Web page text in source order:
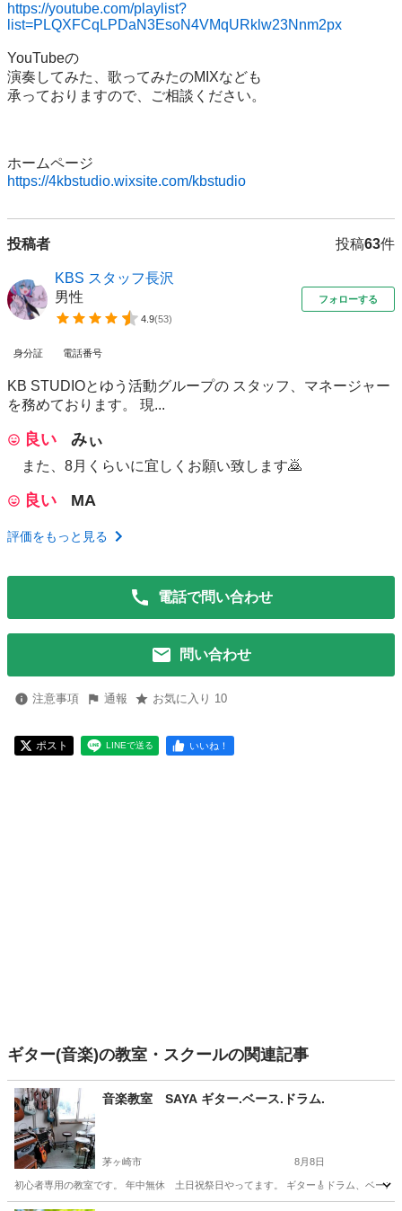
https://youtube.com/playlist?
list=PLQXFCqLPDaN3EsoN4VMqURklw23Nnm2px
YouTubeの
演奏してみた、歌ってみたのMIXなども
承っておりますので、ご相談ください。
https://4kbstudio.wixsite.com/kbstudio
投稿者 投稿63件
KBS スタッフ長沢
男性
4.9(53)
フォローする
身分証 電話番号
KB STUDIOとゆう活動グループの スタッフ、マネージャー
を務めております。 現...
良い みぃ
また、8月くらいに宜しくお願い致します🙇
良い MA
評価をもっと見る
電話で問い合わせ
問い合わせ
注意事項 通報 お気に入り 10
ポスト LINEで送る いいね！
ギター(音楽)の教室・スクールの関連記事
音楽教室 SAYA ギター.ベース.ドラム.
茅ヶ崎市 8月8日
初心者専用の教室です。 年中無休 土日祝祭日やってます。 ギター🎸ドラム、ベース